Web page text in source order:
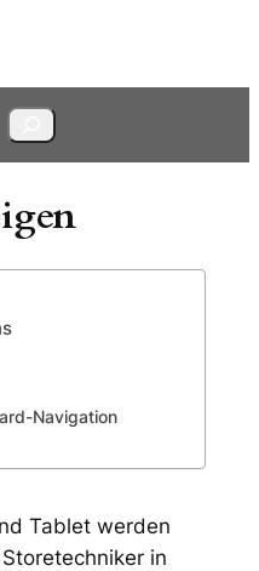
Navigation
Tablet werden
in